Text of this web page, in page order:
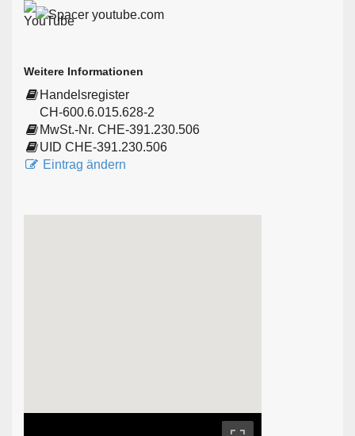
youtube.com
Weitere Informationen
Handelsregister
CH-600.6.015.628-2
MwSt.-Nr. CHE-391.230.506
UID CHE-391.230.506
Eintrag ändern